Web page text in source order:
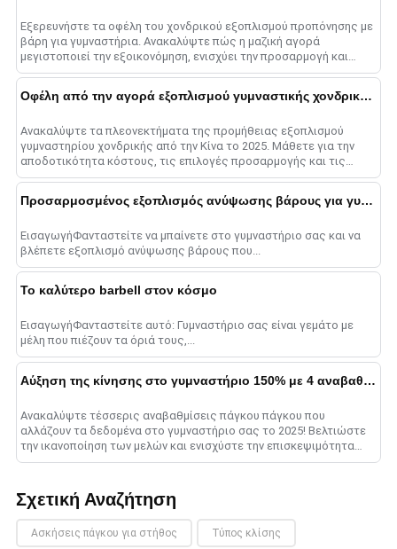
Εξερευνήστε τα οφέλη του χονδρικού εξοπλισμού προπόνησης με
βάρη για γυμναστήρια. Ανακαλύψτε πώς η μαζική αγορά
μεγιστοποιεί την εξοικονόμηση, ενισχύει την προσαρμογή και
εξορθολογίζει τη λειτουργία......
Οφέλη από την αγορά εξοπλισμού γυμναστικής χονδρικής από την Κίνα
Ανακαλύψτε τα πλεονεκτήματα της προμήθειας εξοπλισμού
γυμναστηρίου χονδρικής από την Κίνα το 2025. Μάθετε για την
αποδοτικότητα κόστους, τις επιλογές προσαρμογής και τις
στρατηγικές για επιτυχία......
Προσαρμοσμένος εξοπλισμός ανύψωσης βάρους για γυμναστήρια
ΕισαγωγήΦανταστείτε να μπαίνετε στο γυμναστήριο σας και να
βλέπετε εξοπλισμό ανύψωσης βάρους που...
Το καλύτερο barbell στον κόσμο
ΕισαγωγήΦανταστείτε αυτό: Γυμναστήριο σας είναι γεμάτο με
μέλη που πιέζουν τα όριά τους,...
Αύξηση της κίνησης στο γυμναστήριο 150% με 4 αναβαθμίσεις πάγκου Τύπου πάγκου
Ανακαλύψτε τέσσερις αναβαθμίσεις πάγκου πάγκου που
αλλάζουν τα δεδομένα στο γυμναστήριο σας το 2025! Βελτιώστε
την ικανοποίηση των μελών και ενισχύστε την επισκεψιμότητα
του γυμναστηρίου επενδύοντας σε έξυπνους πάγκους, high-
Σχετική Αναζήτηση
Ασκήσεις πάγκου για στήθος Τύπος κλίσης